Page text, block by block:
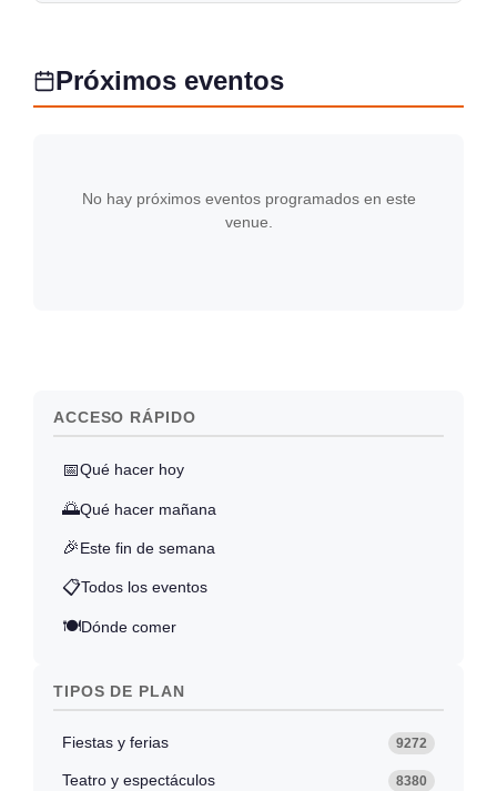
Próximos eventos
No hay próximos eventos programados en este
venue.
ACCESO RÁPIDO
📅Qué hacer hoy
🌅Qué hacer mañana
🎉Este fin de semana
📋Todos los eventos
🍽️Dónde comer
TIPOS DE PLAN
Fiestas y ferias 9272
Teatro y espectáculos 8380